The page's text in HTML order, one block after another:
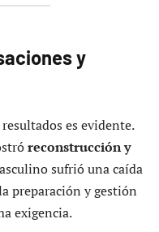
y
es evidente.
reconstrucción y
sufrió una caída
preparación y gestión
exigencia.